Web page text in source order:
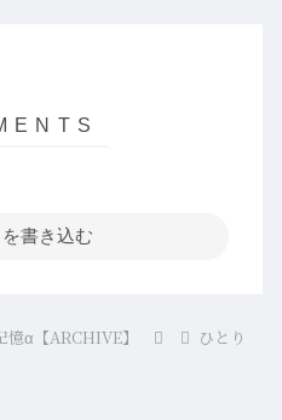
書き込む
憶α【ARCHIVE】
ひとり